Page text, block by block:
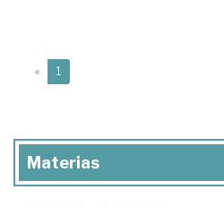
« 1
Materias